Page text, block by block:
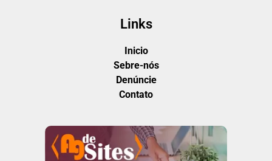
Links
Inicio
Sebre-nós
Denúncie
Contato